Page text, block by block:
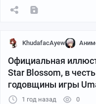
KhudafacAyew
Официальная
Star Blossom, в
годовщины игры
1 год назад 0